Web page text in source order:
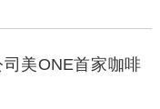
美ONE首家咖啡